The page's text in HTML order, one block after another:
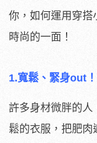
你，如何運用穿搭
時尚的一面！
1.寬鬆、緊身out
許多身材微胖的人
鬆的衣服，把肥肉